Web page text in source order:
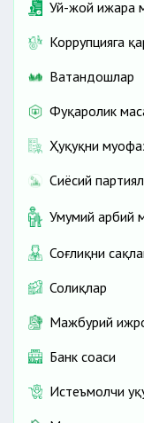
Уй-жой ижара
Коррупцияга
Ватандошлар
Фуқаролик
Ҳуқуқни
Сиёсий
Умумий ҳарбий
Соғлиқни
Солиқлар
Мажбурий
Банк соҳаси
Истеъмолчи